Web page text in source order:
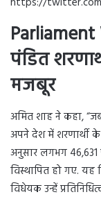
पंडित
मजबूर
अमित शाह ने कहा,
अपने देश में शरणार्थी
अनुसार लगभग 46,631
विस्थापित हो गए.
विधेयक उन्हें